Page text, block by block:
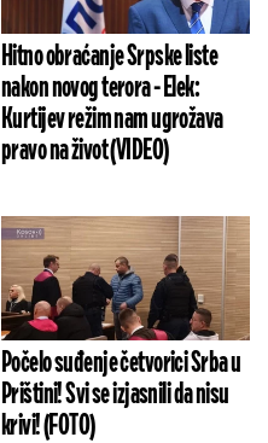
Hitno obraćanje Srpske liste
nakon novog terora - Elek:
Kurtijev režim nam ugrožava
pravo na život (VIDEO)
Počelo suđenje četvorici Srba u
Prištini! Svi se izjasnili da nisu
krivi! (FOTO)